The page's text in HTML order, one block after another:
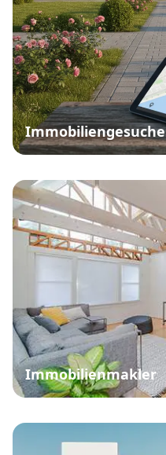
Immobiliengesuche
Immobilienmakler